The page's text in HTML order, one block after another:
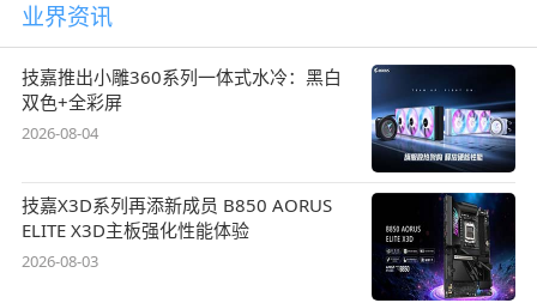
业界资讯
技嘉推出小雕360系列一体式水冷：黑白
双色+全彩屏
2026-08-04
技嘉X3D系列再添新成员 B850 AORUS
ELITE X3D主板强化性能体验
2026-08-03